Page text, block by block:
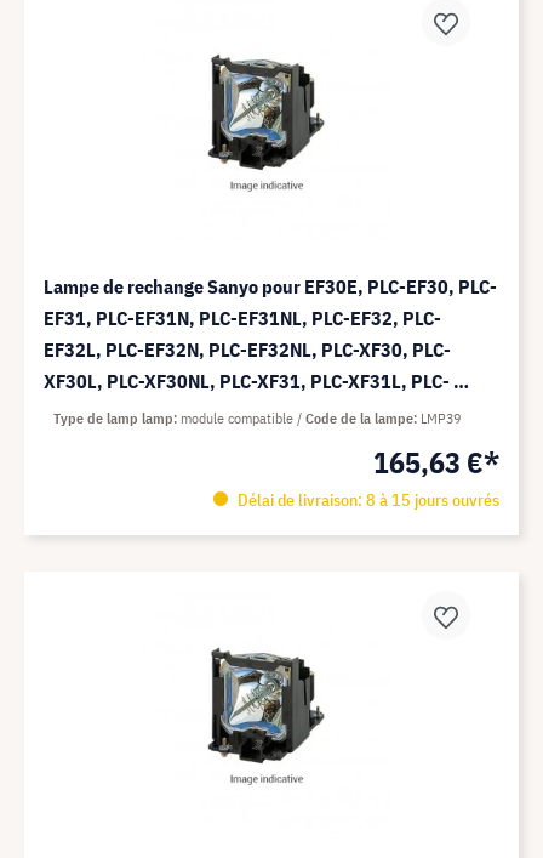
Lampe de rechange Sanyo pour EF30E, PLC-EF30, PLC-
EF31, PLC-EF31N, PLC-EF31NL, PLC-EF32, PLC-
EF32L, PLC-EF32N, PLC-EF32NL, PLC-XF30, PLC-
XF30L, PLC-XF30NL, PLC-XF31, PLC-XF31L, PLC-
XF31N, PLC-XF31NL - Module Compatible (remplace:
165,63 €*
Délai de livraison: 8 à 15 jours ouvrés
Type de lamp lamp module compatible Code de la lampe LMP39